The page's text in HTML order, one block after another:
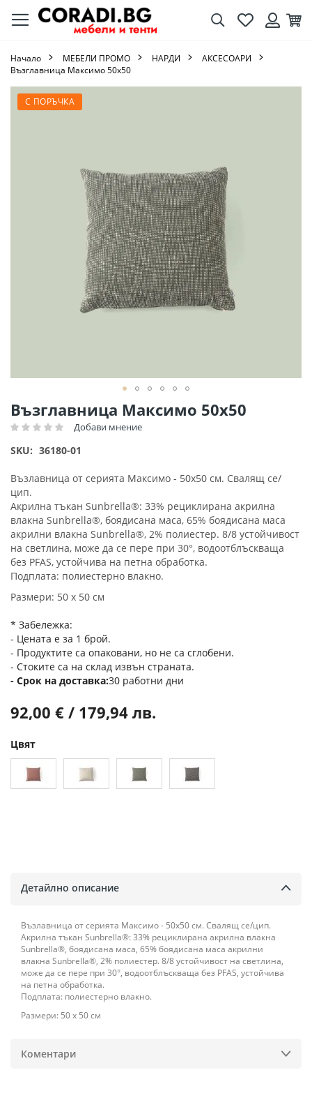
ТърсенеЛюбими
Начало МЕБЕЛИ ПРОМО НАРДИ
АКСЕСОАРИ
Възглавница Максимо 50х50
Възглавница Максимо 50х50
Рейтинг: Добави мнение
SKU 36180-01
Възлавница от серията Максимо - 50x50 см. Свалящ се/
цип.
Акрилна тъкан Sunbrella®: 33% рециклирана акрилна
влакна Sunbrella®, боядисана маса, 65% боядисана маса
акрилни влакна Sunbrella®, 2% полиестер. 8/8 устойчивост
на светлина, може да се пере при 30°, водоотблъскваща
без PFAS, устойчива на петна обработка.
Подплата: полиестерно влакно.
Размери: 50 х 50 см
* Забележка:
- Цената е за 1 брой.
- Продуктите са опаковани, но не са сглобени.
- Стоките са на склад извън страната.
Срок на доставка 30 работни дни
92,00 € / 179,94 лв.
Цвят
С ПОРЪЧКА
Преминете
към
изображенията
Преминете
към
началото
на
със
снимки
Детайлно описание
Възлавница от серията Максимо - 50x50 см. Свалящ се/цип.
Акрилна тъкан Sunbrella®: 33% рециклирана акрилна влакна
Sunbrella®, боядисана маса, 65% боядисана маса акрилни
влакна Sunbrella®, 2% полиестер. 8/8 устойчивост на светлина,
може да се пере при 30°, водоотблъскваща без PFAS, устойчива
на петна обработка.
Подплата: полиестерно влакно.
Размери: 50 х 50 см
Коментари